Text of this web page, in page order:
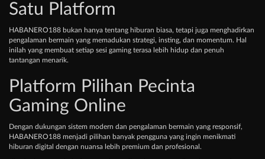
Satu Platform
HABANERO188 bukan hanya tentang hiburan biasa, tetapi juga menghadirkan
pengalaman bermain yang memadukan strategi, insting, dan momentum. Hal
inilah yang membuat setiap sesi gaming terasa lebih hidup dan penuh
tantangan menarik.
Platform Pilihan Pecinta
Gaming Online
Dengan dukungan sistem modern dan pengalaman bermain yang responsif,
HABANERO188 menjadi pilihan banyak pengguna yang ingin menikmati
hiburan digital dengan nuansa lebih premium dan profesional.